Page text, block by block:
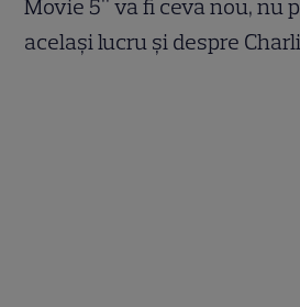
Movie 5" va fi ceva nou, nu
acelaşi lucru şi despre